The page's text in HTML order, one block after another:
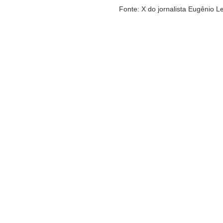
Fonte: X do jornalista Eugênio